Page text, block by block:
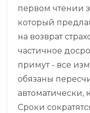
первом чтении
который
на возврат
частичное
примут - все
обязаны
Сроки